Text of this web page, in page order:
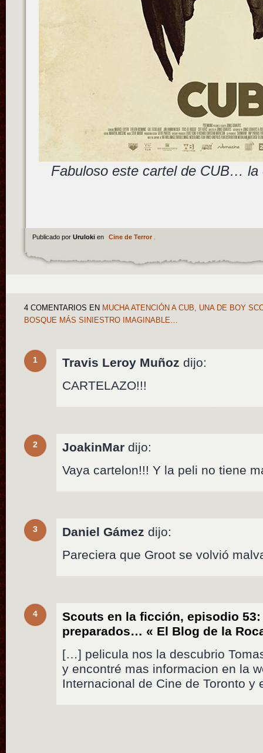
Fabuloso este cartel de CUB… la
Publicado por Uruloki en Cine de Terror.
4 COMENTARIOS EN MUCHA ATENCIÓN A CUB, UNA DE BOY
BOSQUE MÁS SINIESTRO IMAGINABLE…
1 Travis Leroy Muñoz dijo:
CARTELAZO!!!
2 JoakinMar dijo:
Vaya cartelon!!! Y la peli no tiene
3 Daniel Gámez dijo:
Pareciera que Groot se volvió
4
Scouts en la ficción, episodio 53:
preparados… « El Blog de la
[…] pelicula nos la descubrio
y encontré mas informacion en la
Internacional de Cine de Toronto